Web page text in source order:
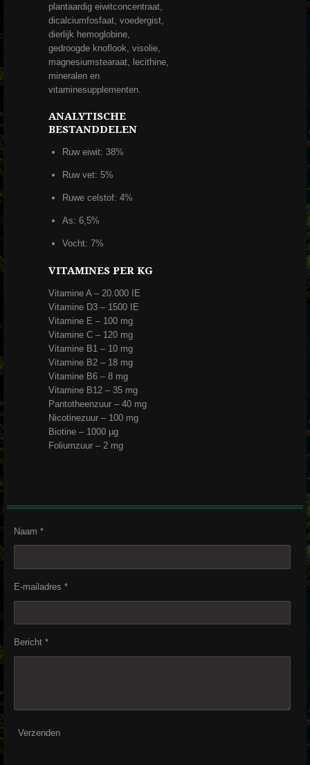
plantaardig eiwitconcentraat,
dicalciumfosfaat, voedergist,
dierlijk hemoglobine,
gedroogde knoflook, visolie,
magnesiumstearaat, lecithine,
mineralen en
vitaminesupplementen.
ANALYTISCHE
BESTANDDELEN
Ruw eiwit: 38%
Ruw vet: 5%
Ruwe celstof: 4%
As: 6,5%
Vocht: 7%
VITAMINES PER KG
Vitamine A – 20.000 IE
Vitamine D3 – 1500 IE
Vitamine E – 100 mg
Vitamine C – 120 mg
Vitamine B1 – 10 mg
Vitamine B2 – 18 mg
Vitamine B6 – 8 mg
Vitamine B12 – 35 mg
Pantotheenzuur – 40 mg
Nicotinezuur – 100 mg
Biotine – 1000 µg
Foliumzuur – 2 mg
Naam *
E-mailadres *
Bericht *
Verzenden